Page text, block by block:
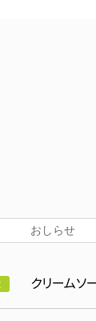
おしらせ
クリームソ